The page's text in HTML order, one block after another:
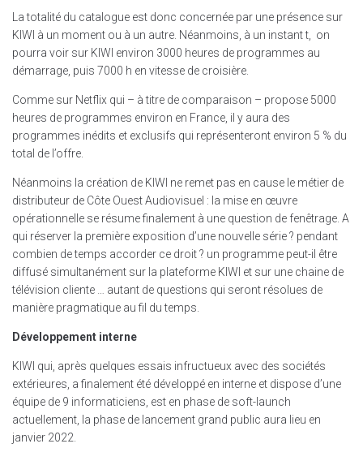
La totalité du catalogue est donc concernée par une présence sur
KIWI à un moment ou à un autre. Néanmoins, à un instant t, on
pourra voir sur KIWI environ 3000 heures de programmes au
démarrage, puis 7000 h en vitesse de croisière.
Comme sur Netflix qui – à titre de comparaison – propose 5000
heures de programmes environ en France, il y aura des
programmes inédits et exclusifs qui représenteront environ 5 % du
total de l’offre.
Néanmoins la création de KIWI ne remet pas en cause le métier de
distributeur de Côte Ouest Audiovisuel : la mise en œuvre
opérationnelle se résume finalement à une question de fenêtrage. A
qui réserver la première exposition d’une nouvelle série ? pendant
combien de temps accorder ce droit ? un programme peut-il être
diffusé simultanément sur la plateforme KIWI et sur une chaine de
télévision cliente … autant de questions qui seront résolues de
manière pragmatique au fil du temps.
Développement interne
KIWI qui, après quelques essais infructueux avec des sociétés
extérieures, a finalement été développé en interne et dispose d’une
équipe de 9 informaticiens, est en phase de soft-launch
actuellement, la phase de lancement grand public aura lieu en
janvier 2022.